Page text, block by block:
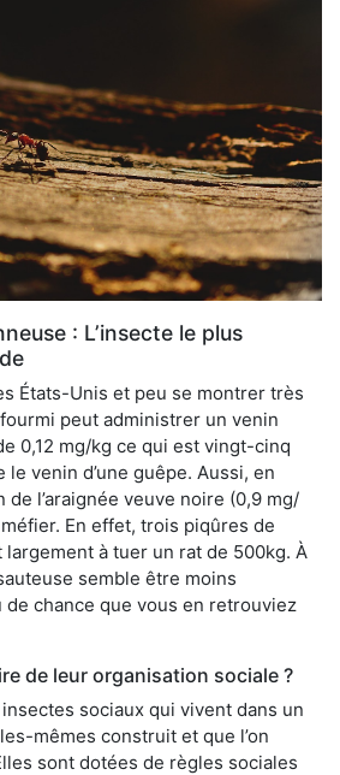
: L’insecte le plus
États-Unis et peu se montrer très
peut administrer un venin
0,12 mg/kg ce qui est vingt-cinq
venin d’une guêpe. Aussi, en
de l’araignée veuve noire (0,9 mg/
méfier. En effet, trois piqûres de
à tuer un rat de 500kg. À
semble être moins
de chance que vous en retrouviez
de leur organisation sociale ?
sociaux qui vivent dans un
mêmes construit et que l’on
sont dotées de règles sociales